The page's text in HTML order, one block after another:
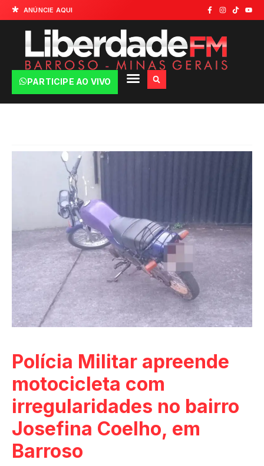
ANÚNCIE AQUI
PARTICIPE AO VIVO
Polícia Militar apreende
motocicleta com
irregularidades no bairro
Josefina Coelho, em
Barroso